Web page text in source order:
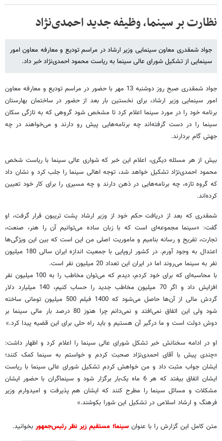
نظارت بر سینما، وظیفه جدید احمدی‌نژاد
جواد شمقدری معاون سینمایی وزیر ارشاد در مراسم تودیع و معارفه معاون امور
سینمایی از تشکیل شورای عالی سینما به ریاست محمود احمدی‌نژاد خبر داد.
جواد شمقدری صبح روز دوشنبه 13 مهر با حضور در مراسم تودیع و معارفه معاون
امور سینمایی وزیر ارشاد، برای نخستین بار بعد از حضور در ساختمان بهارستان
برنامه خود را در مورد سینما اعلام کرد تا مشخص شود گروهی که به تازگی سکان
سینما را در دست گرفته‌اند چه برنامه‌هایی پیش رو دارند و می‌خواهند در چه
جهتی گام بردارند.
بیش از هر مسئله دیگری، اعلام این خبر که شواری عالی سینما با ریاست شخص
محمود احمدی‌نژاد تشکیل خواهد شد، توجه اهالی سینما را جلب کرد و نشان داد
که گروه تازه، چه برنامه‌هایی در ذهن دارند و چه مسیری را برای کار خود تعیین
کرده‌اند.
شمقدری که بعد از دریافت حکم خود از وزیر ارشاد پشت تریبون قرار گرفت، او
گفت: «سینما مجموعه‌ای است که با زبان ساده می‌توانیم آن را هنر، صنعت،
تجارت، تفریح و رسانه بنامیم و ماموریت اصلی من این است که بین این ویژگی‌ها
اعتدال به وجود آورم. در کشور اروپایی با جمعیت اندازه ایران سالی 180 میلیون
نفر به سینما می‌روند اما در ایران این تعداد 20 میلیون نفر است.
با محاسبه‌ای که برای خود کردم، دیدم که می‌توان مخاطب را به 100 میلیون نفر
افزایش داد و اگر 70 میلیون مخاطب جدید را حساب کنیم، 140 میلیارد دلار
گردش مالی از آن‌ها حاصل می‌شود که 1400 فیلم 500 میلیون تومانی ساخته
شود ولی این اتفاق نمی‌افتد و نمی‌دانم چرا هنوز 80 درصد بار مالی سینما بر
دوش دولت است و ما درگیر آن هستیم و باید راه حلی برای این قضیه پیدا کرد.»
او در ادامه سخنانش خبر تشکل شورای عالی سینما را اعلام کرد و اظهار داشت:
«چندی پیش با آقای احمدی‌‌نژاد صحبت کردم و خواستم به سینما کمک کنند؛
ایشان جواب مثبت داد و من خواهش کردم تشکیل شورای عالی سینما با ریاست
ایشان اتفاق بیفتد که هر 6 ماه یک‌بار برگزار شود و سینماگران با حضور ایشان
مشکلات و مسائل سینما را مطرح کنند که ایشان هم پذیرفت و امیدوارم وزیر
فرهنگ و ارشاد اسلامی در تشکیل این شورا بکوشند.»
متن کامل این گزارش را با عنوان سینما؛ مستقیم زیر نظر رئیس‌جمهوربخوانید.